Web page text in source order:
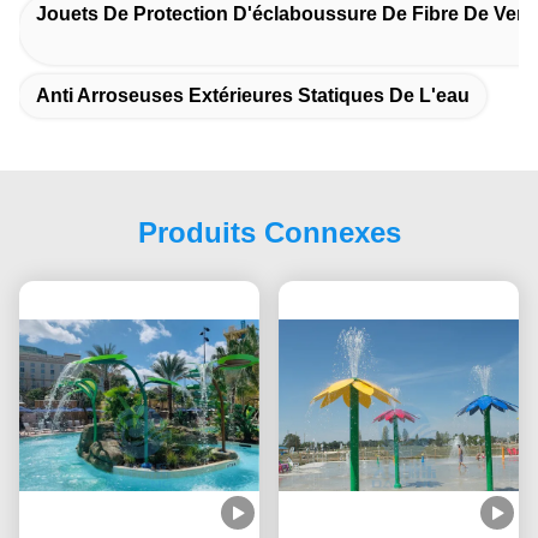
Jouets De Protection D'éclaboussure De Fibre De
Anti Arroseuses Extérieures Statiques De L'eau
Produits Connexes